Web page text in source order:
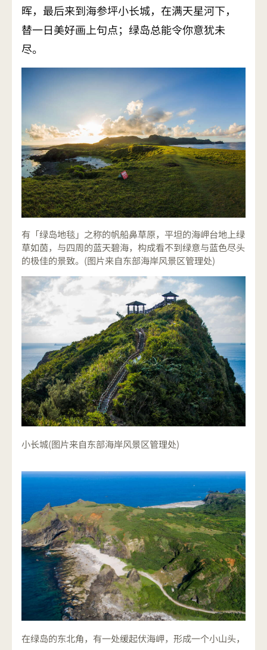
晖，最后来到海参坪小长城，在满天星河下，
替一日美好画上句点；绿岛总能令你意犹未
尽。
有「绿岛地毯」之称的帆船鼻草原，平坦的海岬台地上绿
草如茵，与四周的蓝天碧海，构成看不到绿意与蓝色尽头
的极佳的景致。(图片来自东部海岸风景区管理处)
小长城(图片来自东部海岸风景区管理处)
在绿岛的东北角，有一处缓起伏海岬，形成一个小山头，